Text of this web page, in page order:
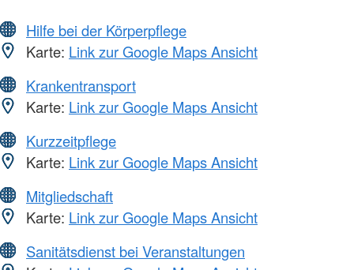
Hilfe bei der Körperpflege
Karte: Link zur Google Maps Ansicht
Krankentransport
Karte: Link zur Google Maps Ansicht
Kurzzeitpflege
Karte: Link zur Google Maps Ansicht
Mitgliedschaft
Karte: Link zur Google Maps Ansicht
Sanitätsdienst bei Veranstaltungen